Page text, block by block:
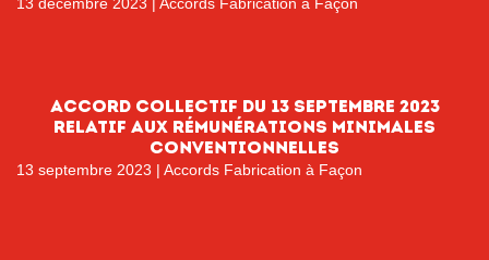
Accord collectif du 13 septembre 2023
relatif aux rémunérations minimales
conventionnelles
13 septembre 2023 | Accords Fabrication à Façon